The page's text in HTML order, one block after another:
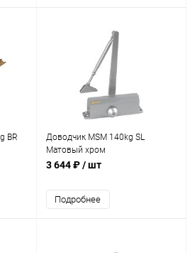
BR
Доводчик MSM 140kg SL
Матовый хром
3 644 ₽/ шт
Подробнее